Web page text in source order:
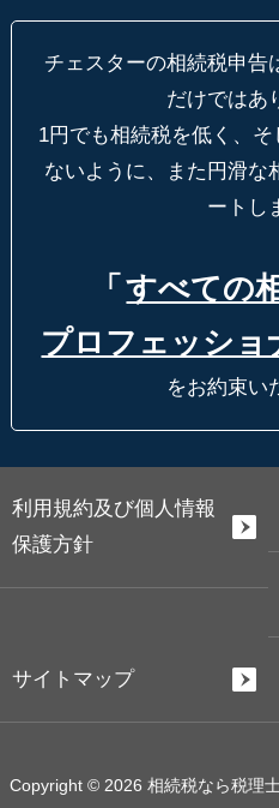
チェスターの相続税申告
だけではあ
1円でも相続税を低く、
ないように、
また円滑な
ートし
「 すべての
プロフェッショ
をお約束い
利用規約及び個人情報
保護方針
サイトマップ
Copyright © 2026 相続税なら税理